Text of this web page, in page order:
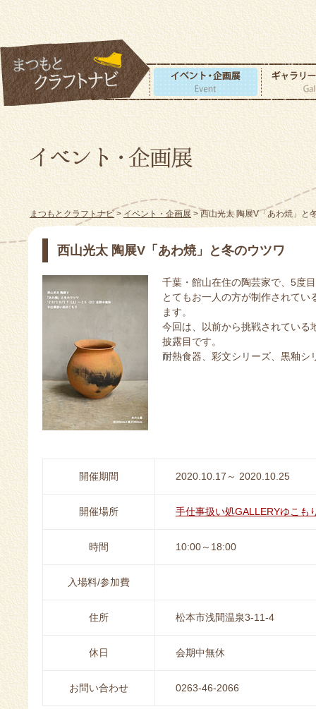
まつもとクラフトナビ>イベント・企画展> 西山光太 陶展V「あわ焼」と
西山光太 陶展V「あわ焼」と冬のウツワ
千葉・館山在住の陶芸家で、5度
とてもお一人の方が制作されて
ます。
今回は、以前から挑戦されている
披露目です。
耐熱食器、彩文シリーズ、黒釉シ
開催期間 2020.10.17～ 2020.10.25
開催場所 手仕事扱い処GALLERYゆこも
時間 10:00～18:00
入場料/参加費
住所 松本市浅間温泉3-11-4
休日 会期中無休
お問い合わせ 0263-46-2066